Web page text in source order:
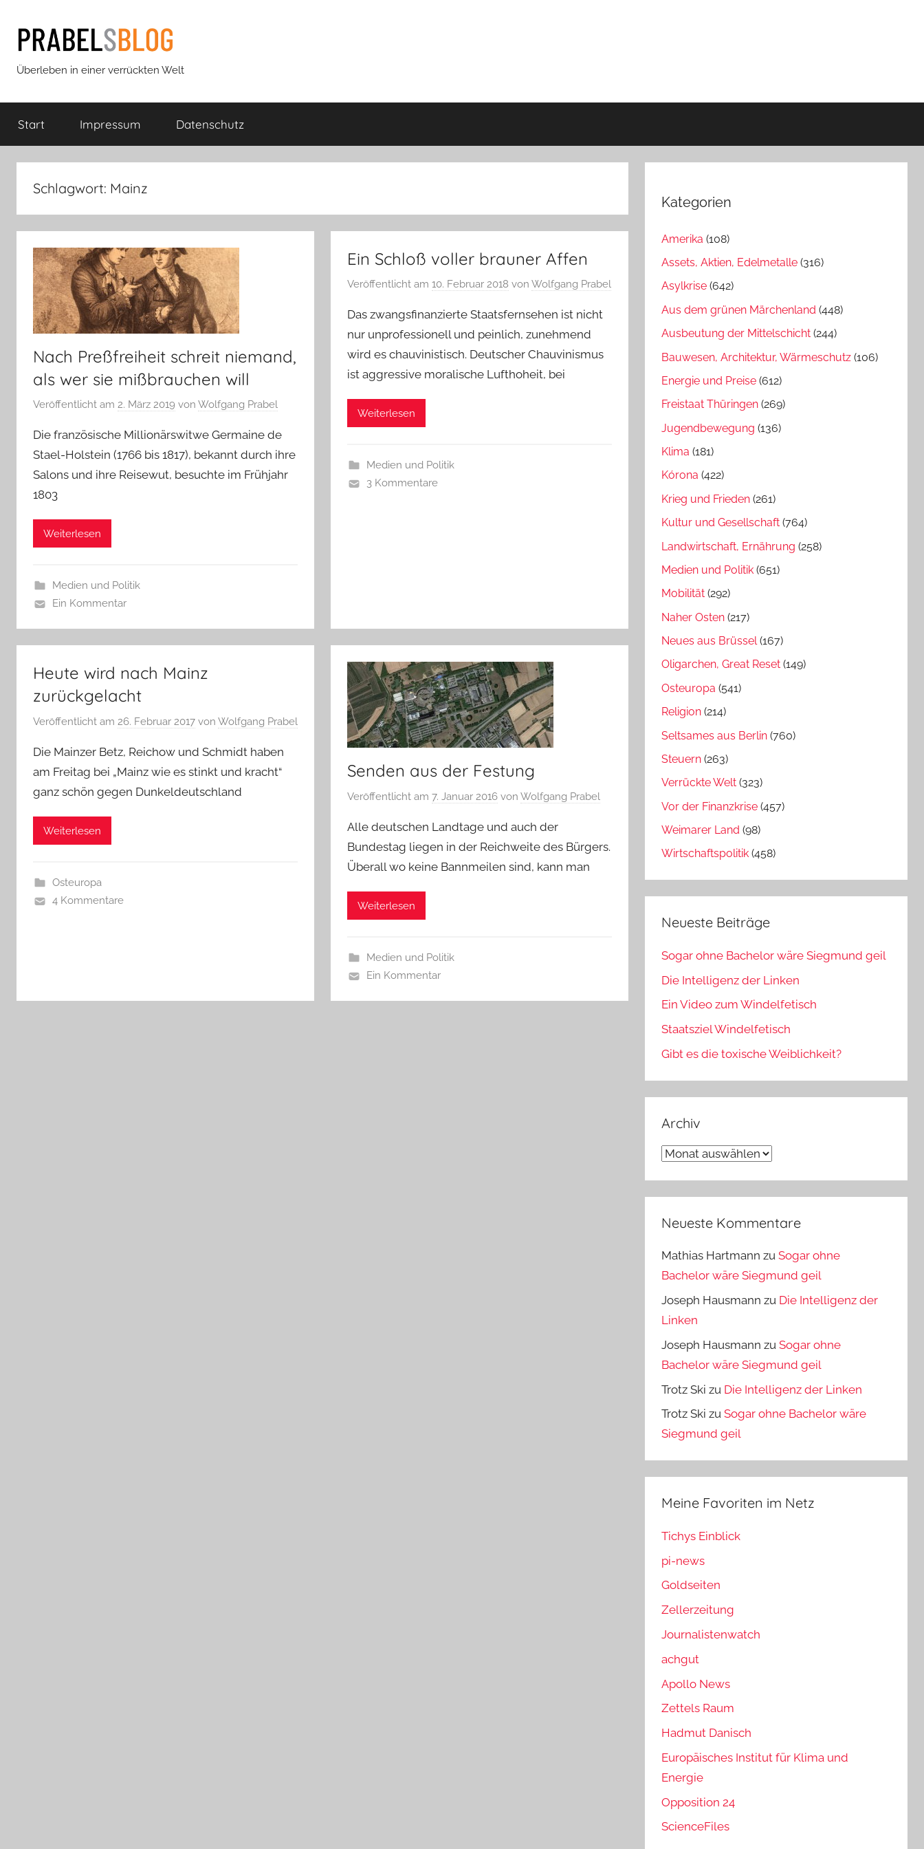
Inhalt
springen
Prabels
Blog
Überleben in einer verrückten Welt
Start Impressum Datenschutz
Schlagwort: Mainz
Nach Preßfreiheit schreit niemand,
als wer sie mißbrauchen will
Veröffentlicht am 2. März 2019 von Wolfgang Prabel
Die französische Millionärswitwe Germaine de
Stael-Holstein (1766 bis 1817), bekannt durch ihre
Salons und ihre Reisewut, besuchte im Frühjahr
1803
Weiterlesen
Medien und Politik
Ein Kommentar
Ein Schloß voller brauner Affen
Veröffentlicht am10. Februar 2018 vonWolfgang Prabel
Das zwangsfinanzierte Staatsfernsehen ist nicht
nur unprofessionell und peinlich, zunehmend
wird es chauvinistisch. Deutscher Chauvinismus
ist aggressive moralische Lufthoheit, bei
Weiterlesen
Medien und Politik
3 Kommentare
Heute wird nach Mainz
zurückgelacht
Veröffentlicht am 26. Februar 2017 von Wolfgang Prabel
Die Mainzer Betz, Reichow und Schmidt haben
am Freitag bei „Mainz wie es stinkt und kracht“
ganz schön gegen Dunkeldeutschland
Weiterlesen
Osteuropa
4 Kommentare
Senden aus der Festung
Veröffentlicht am7. Januar 2016 vonWolfgang Prabel
Alle deutschen Landtage und auch der
Bundestag liegen in der Reichweite des Bürgers.
Überall wo keine Bannmeilen sind, kann man
Weiterlesen
Medien und Politik
Ein Kommentar
Kategorien
Amerika (108)
Assets, Aktien, Edelmetalle (316)
Asylkrise (642)
Aus dem grünen Märchenland (448)
Ausbeutung der Mittelschicht (244)
Bauwesen, Architektur, Wärmeschutz (106)
Energie und Preise (612)
Freistaat Thüringen (269)
Jugendbewegung (136)
Klima (181)
Kórona (422)
Krieg und Frieden (261)
Kultur und Gesellschaft (764)
Landwirtschaft, Ernährung (258)
Medien und Politik (651)
Mobilität (292)
Naher Osten (217)
Neues aus Brüssel(167)
Oligarchen, Great Reset (149)
Osteuropa (541)
Religion (214)
Seltsames aus Berlin (760)
Steuern (263)
Verrückte Welt (323)
Vor der Finanzkrise (457)
Weimarer Land (98)
Wirtschaftspolitik (458)
Neueste Beiträge
Sogar ohne Bachelor wäre Siegmund geil
Die Intelligenz der Linken
Ein Video zum Windelfetisch
Staatsziel Windelfetisch
Gibt es die toxische Weiblichkeit?
Archiv
Archiv
Neueste Kommentare
Mathias Hartmann zuSogar ohne
Bachelor wäre Siegmund geil
Joseph Hausmann zu Die Intelligenz der
Linken
Joseph Hausmann zuSogar ohne
Bachelor wäre Siegmund geil
Trotz Ski zu Die Intelligenz der Linken
Trotz Ski zuSogar ohne Bachelor wäre
Siegmund geil
Meine Favoriten im Netz
Tichys Einblick
pi-news
Goldseiten
Zellerzeitung
Journalistenwatch
achgut
Apollo News
Zettels Raum
Hadmut Danisch
Europäisches Institut für Klima und
Energie
Opposition 24
ScienceFiles